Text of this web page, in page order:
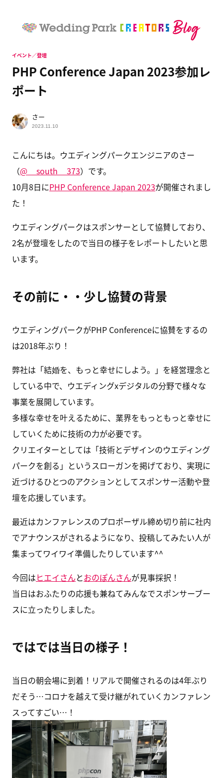
PHP Conference Japan 2023参加レ
ポート
イベント／登壇
さー
2023.11.10
こんにちは。ウエディングパークエンジニアのさー
（@__south__373）です。
10月8日にPHP Conference Japan 2023が開催されまし
た！
ウエディングパークはスポンサーとして協賛しており、
2名が登壇をしたので当日の様子をレポートしたいと思
います。
その前に・・少し協賛の背景
ウエディングパークがPHP Conferenceに協賛をするの
は2018年ぶり！
弊社は「結婚を、もっと幸せにしよう。」を経営理念と
している中で、ウエディングxデジタルの分野で様々な
事業を展開しています。
多様な幸せを叶えるために、業界をもっともっと幸せに
していくために技術の力が必要です。
クリエイターとしては「技術とデザインのウエディング
パークを創る」というスローガンを掲げており、実現に
近づけるひとつのアクションとしてスポンサー活動や登
壇を応援しています。
最近はカンファレンスのプロポーザル締め切り前に社内
でアナウンスがされるようになり、投稿してみたい人が
集まってワイワイ準備したりしています^^
今回はヒエイさんとおのぽんさんが見事採択！
当日はおふたりの応援も兼ねてみんなでスポンサーブー
スに立ったりしました。
ではでは当日の様子！
当日の朝会場に到着！リアルで開催されるのは4年ぶり
だそう…コロナを越えて受け継がれていくカンファレン
スってすごい…！